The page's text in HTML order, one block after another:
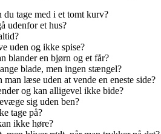
tage med i et tomt kurv?
udenfor et hus?
uden og ikke spise?
blander en bjørn og et får?
blade, men ingen stængel?
læse uden at vende en eneste side?
og kan alligevel ikke bide?
sig uden ben?
tage på?
ikke høre?